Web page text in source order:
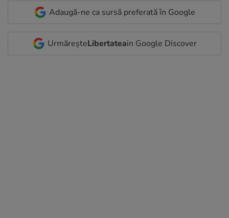
Adaugă-ne ca sursă preferată în Google
UrmăreșteLibertateain Google Discover